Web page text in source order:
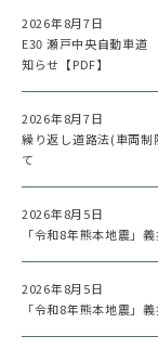
2026年8月7日
E30 瀬戸中央自動車道
知らせ【PDF】
2026年8月7日
繰り返し道路法(車両
て
2026年8月5日
「令和8年熊本地震」
2026年8月5日
「令和8年熊本地震」